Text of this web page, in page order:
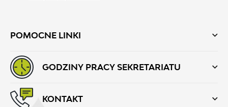
POMOCNE LINKI
GODZINY PRACY SEKRETARIATU
KONTAKT